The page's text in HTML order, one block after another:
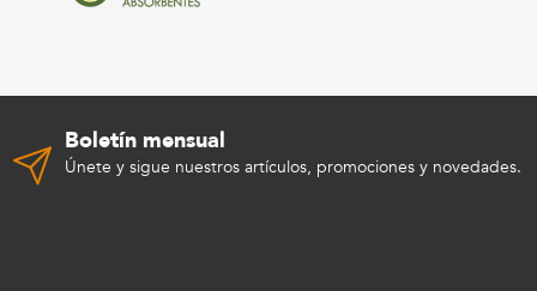
Boletín mensual
Únete y sigue nuestros artículos, promociones y novedades.